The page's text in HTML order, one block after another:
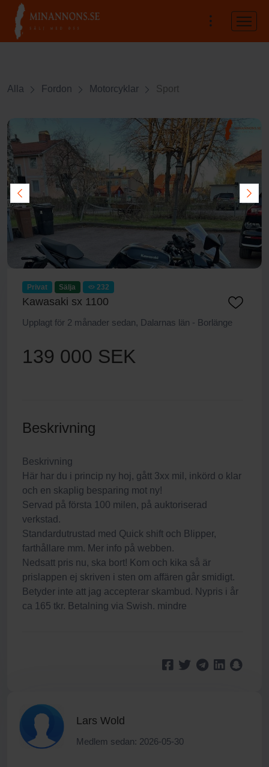
Alla Fordon Motorcyklar Sport
Privat Sälja 232
Kawasaki sx 1100
Upplagt för 2 månader sedan, Dalarnas län - Borlänge
139 000 SEK
Beskrivning
Beskrivning
Här har du i princip ny hoj, gått 3xx mil, inkörd o klar
och en skaplig besparing mot ny!
Servad på första 100 milen, på auktoriserad
verkstad.
Standardutrustad med Quick shift och Blipper,
farthållare mm. Mer info på webben.
Nedsatt pris nu, ska bort! Kom och kika så är
prislappen ej skriven i sten om affären går smidigt.
Betyder inte att jag accepterar skambud. Nypris i år
ca 165 tkr. Betalning via Swish. mindre
Lars Wold
Medlem sedan: 2026-05-30